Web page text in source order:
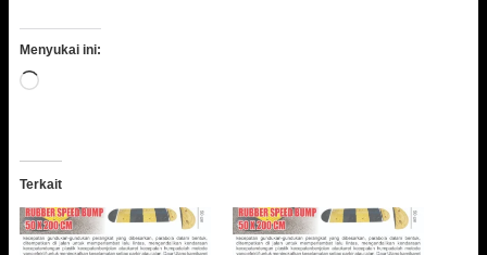
Menyukai ini:
Memuat...
Terkait